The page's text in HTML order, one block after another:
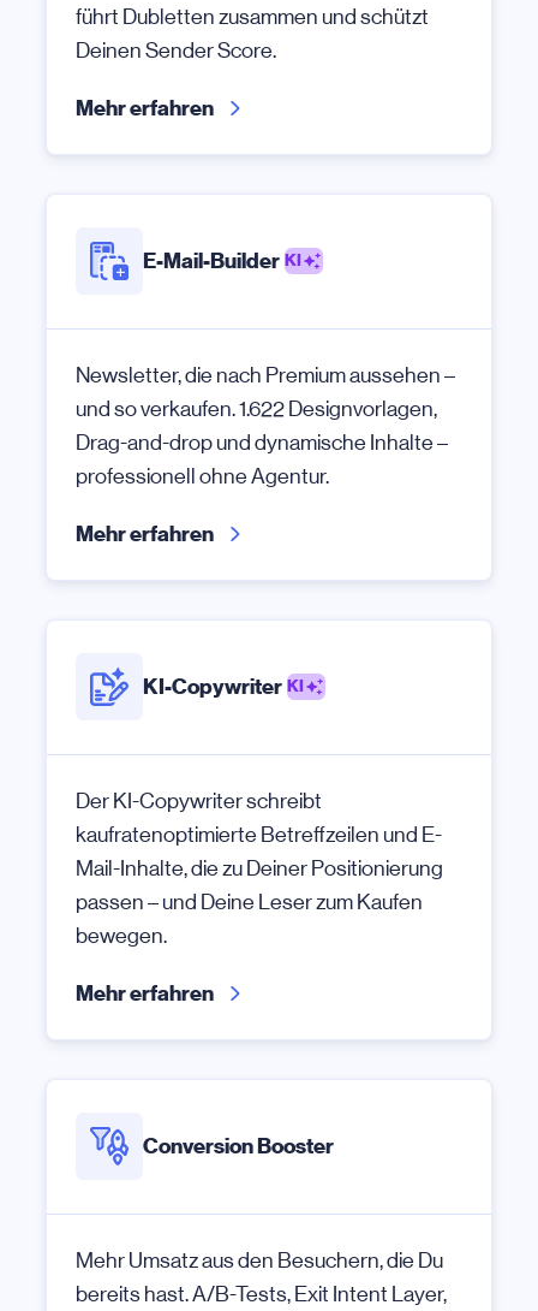
führt Dubletten zusammen und schützt
Deinen Sender Score.
Mehr erfahren
E-Mail-Builder KI
Newsletter, die nach Premium aussehen –
und so verkaufen. 1.622 Designvorlagen,
Drag-and-drop und dynamische Inhalte –
professionell ohne Agentur.
Mehr erfahren
KI-Copywriter KI
Der KI-Copywriter schreibt
kaufratenoptimierte Betreffzeilen und E-
Mail-Inhalte, die zu Deiner Positionierung
passen – und Deine Leser zum Kaufen
bewegen.
Mehr erfahren
Conversion Booster
Mehr Umsatz aus den Besuchern, die Du
bereits hast. A/B-Tests, Exit Intent Layer,